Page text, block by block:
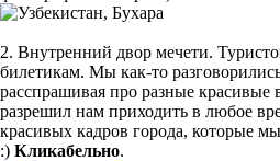
2. Внутренний двор мечети.
билетикам. Мы как-то
расспрашивая про разные красивые
разрешил нам приходить в любое
красивых кадров города, которые
:) Кликабельно.